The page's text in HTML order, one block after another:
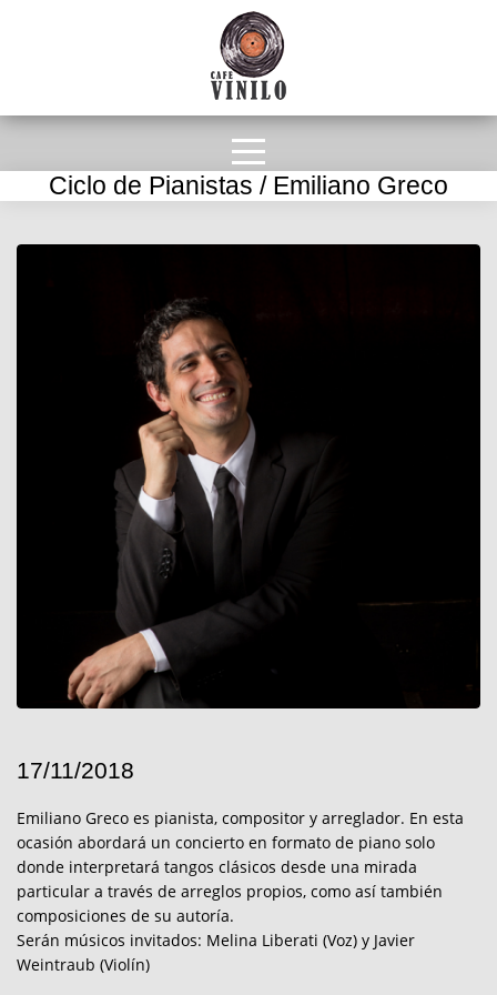
Ciclo de Pianistas / Emiliano Greco
17/11/2018
Emiliano Greco es pianista, compositor y arreglador. En esta
ocasión abordará un concierto en formato de piano solo
donde interpretará tangos clásicos desde una mirada
particular a través de arreglos propios, como así también
composiciones de su autoría.
Serán músicos invitados: Melina Liberati (Voz) y Javier
Weintraub (Violín)